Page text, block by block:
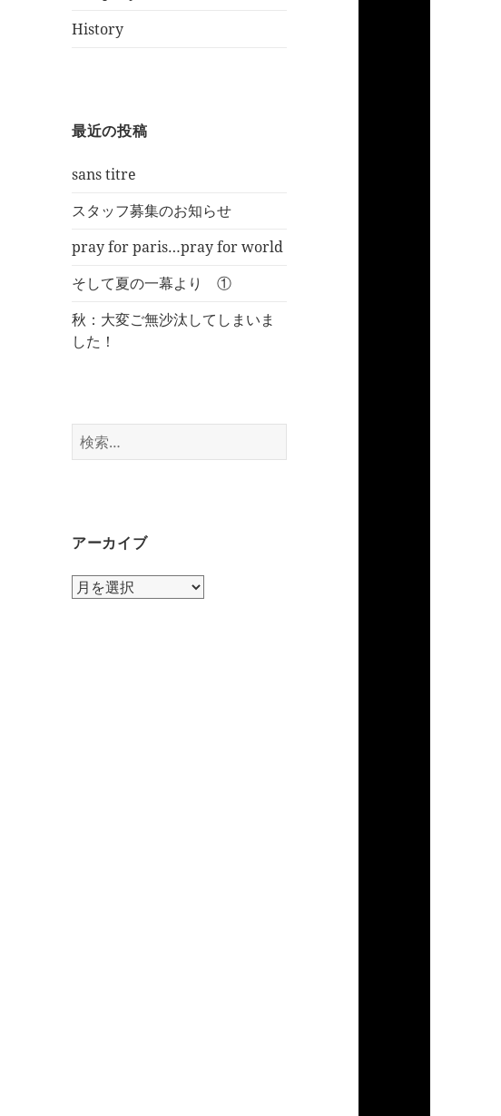
History
最近の投稿
sans titre
スタッフ募集のお知らせ
pray for paris…pray for world
そして夏の一幕より ①
秋：大変ご無沙汰してしまいま
した！
検
索:
アーカイブ
ア